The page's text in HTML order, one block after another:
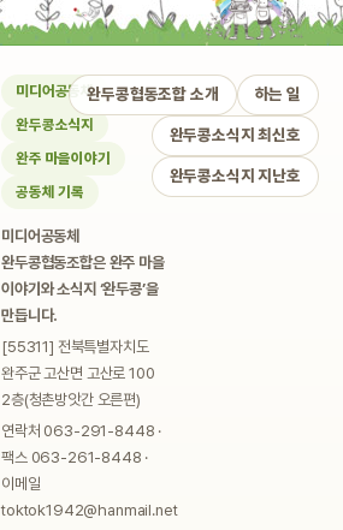
미디어공동체
완두콩소식지
완주 마을이야기
공동체 기록
미디어공동체
완두콩협동조합은 완주 마을
이야기와 소식지 ‘완두콩’을
만듭니다.
[55311] 전북특별자치도
완주군 고산면 고산로 100
2층(청촌방앗간 오른편)
연락처 063-291-8448 ·
팩스 063-261-8448 ·
이메일
toktok1942@hanmail.net
완두콩협동조합 소개 하는 일
완두콩소식지 최신호
완두콩소식지 지난호